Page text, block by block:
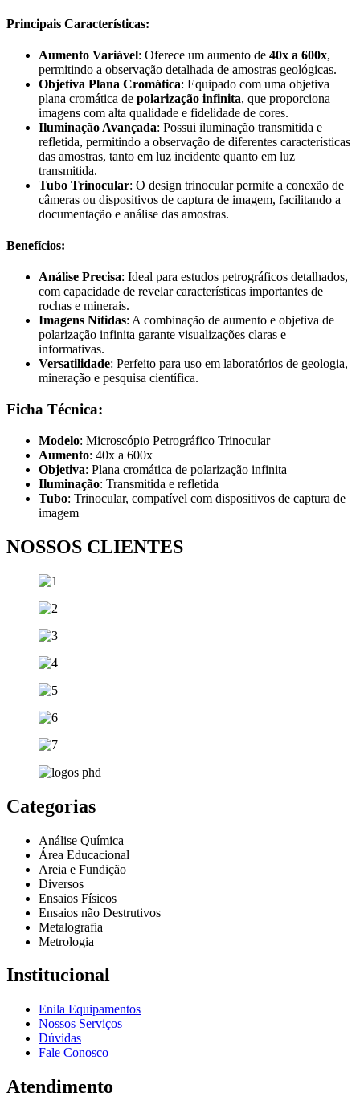
Principais Características:
Aumento Variável: Oferece um aumento de 40x a 600x,
permitindo a observação detalhada de amostras geológicas.
Objetiva Plana Cromática: Equipado com uma objetiva
plana cromática de polarização infinita, que proporciona
imagens com alta qualidade e fidelidade de cores.
Iluminação Avançada: Possui iluminação transmitida e
refletida, permitindo a observação de diferentes características
das amostras, tanto em luz incidente quanto em luz
transmitida.
Tubo Trinocular: O design trinocular permite a conexão de
câmeras ou dispositivos de captura de imagem, facilitando a
documentação e análise das amostras.
Benefícios:
Análise Precisa: Ideal para estudos petrográficos detalhados,
com capacidade de revelar características importantes de
rochas e minerais.
Imagens Nítidas: A combinação de aumento e objetiva de
polarização infinita garante visualizações claras e
informativas.
Versatilidade: Perfeito para uso em laboratórios de geologia,
mineração e pesquisa científica.
Ficha Técnica:
Modelo: Microscópio Petrográfico Trinocular
Aumento: 40x a 600x
Objetiva: Plana cromática de polarização infinita
Iluminação: Transmitida e refletida
Tubo: Trinocular, compatível com dispositivos de captura de
imagem
NOSSOS CLIENTES
Categorias
Análise Química
Área Educacional
Areia e Fundição
Diversos
Ensaios Físicos
Ensaios não Destrutivos
Metalografia
Metrologia
Institucional
Enila Equipamentos
Nossos Serviços
Dúvidas
Fale Conosco
Atendimento